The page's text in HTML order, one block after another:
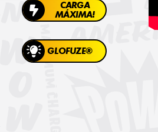
CARGA
MÁXIMA!
GLOFUZE®